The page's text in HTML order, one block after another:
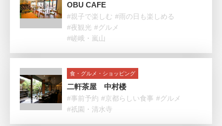
OBU CAFE
#親子で楽しむ #雨の日も楽しめる
#夜観光 #グルメ
#嵯峨・嵐山
食・グルメ・ショッピング
二軒茶屋 中村楼
#事前予約 #京都らしい食事 #グルメ
#祇園・清水寺